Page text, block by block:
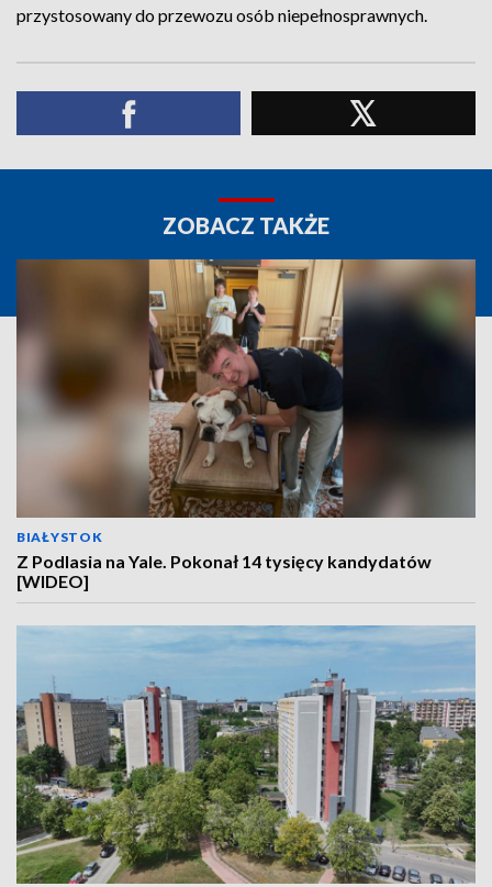
przystosowany do przewozu osób niepełnosprawnych.
ZOBACZ TAKŻE
BIAŁYSTOK
Z Podlasia na Yale. Pokonał 14 tysięcy kandydatów
[WIDEO]